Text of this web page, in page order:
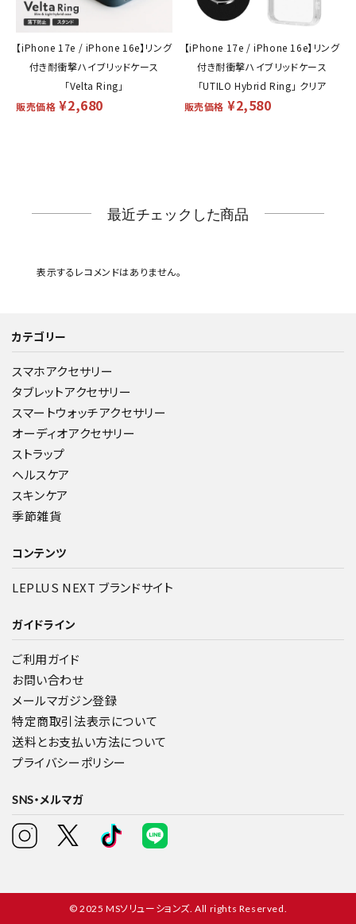
【iPhone 17e / iPhone 16e】リング
付き耐衝撃ハイブリッドケース
「Velta Ring」
販売価格 ¥2,680
【iPhone 17e / iPhone 16e】リング
付き耐衝撃ハイブリッドケース
「UTILO Hybrid Ring」 クリア
販売価格 ¥2,580
最近チェックした商品
表示するレコメンドはありません。
カテゴリー
スマホアクセサリー
タブレットアクセサリー
スマートウォッチアクセサリー
オーディオアクセサリー
ストラップ
ヘルスケア
スキンケア
季節雑貨
コンテンツ
LEPLUS NEXT ブランドサイト
ガイドライン
ご利用ガイド
お問い合わせ
メールマガジン登録
特定商取引法表示について
送料とお支払い方法について
プライバシーポリシー
SNS・メルマガ
© 2025 MSソリューションズ. All rights Reserved.